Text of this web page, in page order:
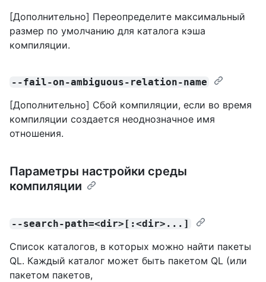
[Дополнительно] Переопределите максимальный
размер по умолчанию для каталога кэша
компиляции.
--fail-on-ambiguous-relation-name
[Дополнительно] Сбой компиляции, если во время
компиляции создается неоднозначное имя
отношения.
Параметры настройки среды
компиляции
--search-path=<dir>[:<dir>...]
Список каталогов, в которых можно найти пакеты
QL. Каждый каталог может быть пакетом QL (или
пакетом пакетов,